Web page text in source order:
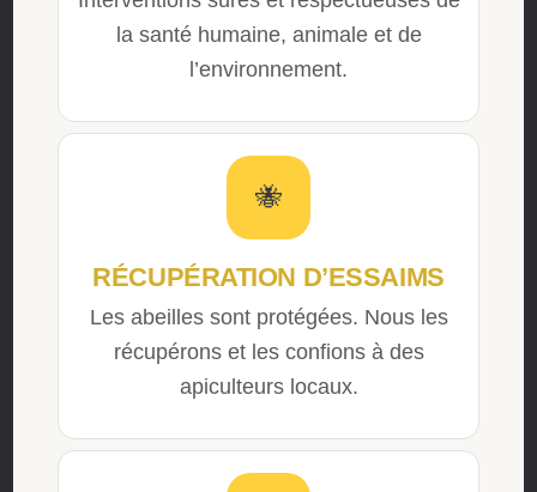
la santé humaine, animale et de
l’environnement.
🐝
RÉCUPÉRATION D’ESSAIMS
Les abeilles sont protégées. Nous les
récupérons et les confions à des
apiculteurs locaux.